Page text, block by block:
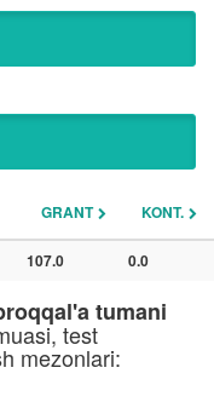
GRANT KONT.
107.0 0.0
tumani
test
mezonlari: